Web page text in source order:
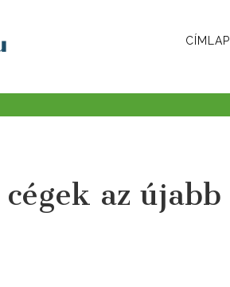
CÍMLAP
az újabb